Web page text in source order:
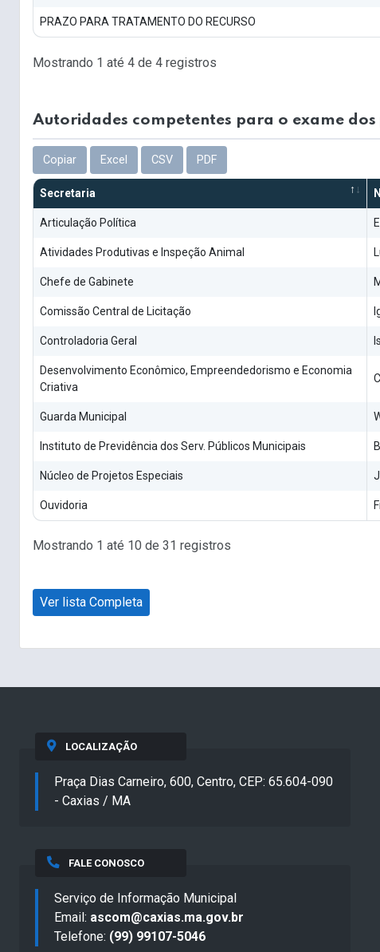
PRAZO PARA TRATAMENTO DO RECURSO
Mostrando 1 até 4 de 4 registros
Autoridades competentes para o exame dos
Copiar Excel CSV PDF
Secretaria
Articulação Política
Atividades Produtivas e Inspeção Animal
Chefe de Gabinete
Comissão Central de Licitação
Controladoria Geral
Desenvolvimento Econômico, Empreendedorismo e Economia
Criativa
Guarda Municipal
Instituto de Previdência dos Serv. Públicos Municipais
Núcleo de Projetos Especiais
Ouvidoria
Mostrando 1 até 10 de 31 registros
Ver lista Completa
LOCALIZAÇÃO
Praça Dias Carneiro, 600, Centro, CEP: 65.604-090
- Caxias / MA
FALE CONOSCO
Serviço de Informação Municipal
Email: ascom@caxias.ma.gov.br
Telefone: (99) 99107-5046